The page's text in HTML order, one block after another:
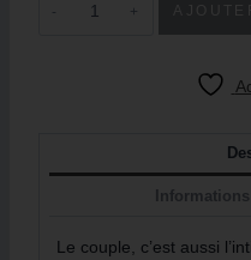
Le couple, c’est aussi